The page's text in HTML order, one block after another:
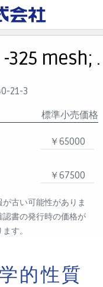
325 mesh; .
21-3
標準小売価格
￥65000
￥67500
古い可能性がありま
書の発行時の価格が
す。
的性質